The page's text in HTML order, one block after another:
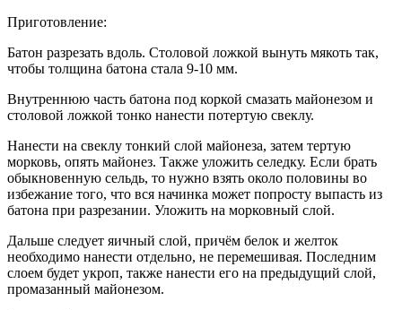
Приготовление:
Батон разрезать вдоль. Столовой ложкой вынуть мякоть так,
чтобы толщина батона стала 9-10 мм.
Внутреннюю часть батона под коркой смазать майонезом и
столовой ложкой тонко нанести потертую свеклу.
Нанести на свеклу тонкий слой майонеза, затем тертую
морковь, опять майонез. Также уложить селедку. Если брать
обыкновенную сельдь, то нужно взять около половины во
избежание того, что вся начинка может попросту выпасть из
батона при разрезании. Уложить на морковный слой.
Дальше следует яичный слой, причём белок и желток
необходимо нанести отдельно, не перемешивая. Последним
слоем будет укроп, также нанести его на предыдущий слой,
промазанный майонезом.